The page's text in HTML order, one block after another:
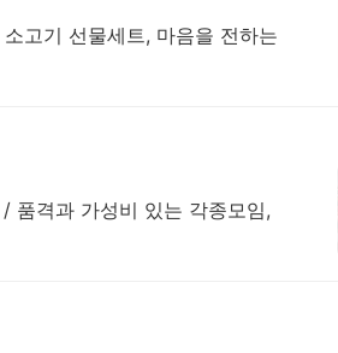
고기 선물세트, 마음을 전하는
품격과 가성비 있는 각종모임,